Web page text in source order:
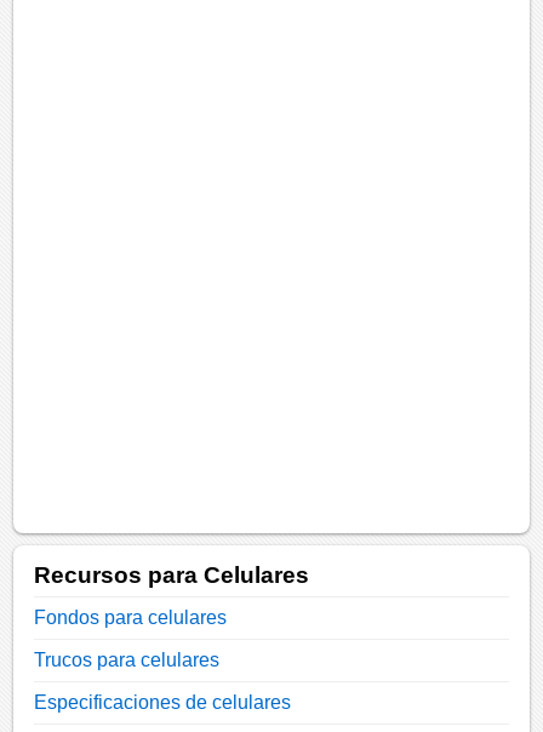
Recursos para Celulares
Fondos para celulares
Trucos para celulares
Especificaciones de celulares